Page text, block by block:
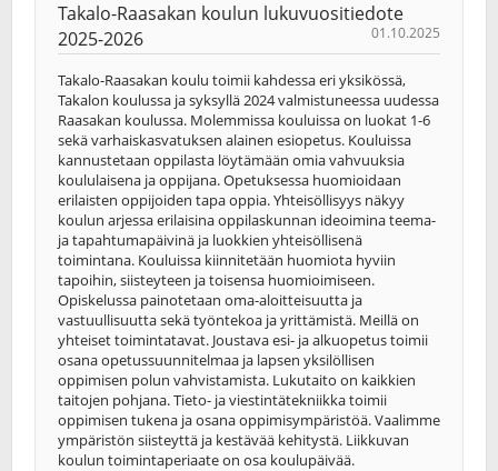
Takalo-Raasakan koulun lukuvuositiedote
2025-2026
01.10.2025
Takalo-Raasakan koulu toimii kahdessa eri yksikössä,
Takalon koulussa ja syksyllä 2024 valmistuneessa uudessa
Raasakan koulussa. Molemmissa kouluissa on luokat 1-6
sekä varhaiskasvatuksen alainen esiopetus. Kouluissa
kannustetaan oppilasta löytämään omia vahvuuksia
koululaisena ja oppijana. Opetuksessa huomioidaan
erilaisten oppijoiden tapa oppia. Yhteisöllisyys näkyy
koulun arjessa erilaisina oppilaskunnan ideoimina teema-
ja tapahtumapäivinä ja luokkien yhteisöllisenä
toimintana. Kouluissa kiinnitetään huomiota hyviin
tapoihin, siisteyteen ja toisensa huomioimiseen.
Opiskelussa painotetaan oma-aloitteisuutta ja
vastuullisuutta sekä työntekoa ja yrittämistä. Meillä on
yhteiset toimintatavat. Joustava esi- ja alkuopetus toimii
osana opetussuunnitelmaa ja lapsen yksilöllisen
oppimisen polun vahvistamista. Lukutaito on kaikkien
taitojen pohjana. Tieto- ja viestintätekniikka toimii
oppimisen tukena ja osana oppimisympäristöä. Vaalimme
ympäristön siisteyttä ja kestävää kehitystä. Liikkuvan
koulun toimintaperiaate on osa koulupäivää.